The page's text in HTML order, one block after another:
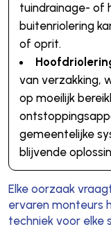
tuindrainage- of
buitenriolering
of oprit.
van verzakking,
op moeilijk
gemeentelijke
blijvende
Elke oorzaak
ervaren monteurs
techniek voor elke